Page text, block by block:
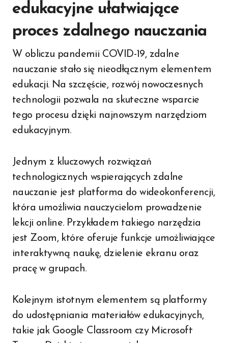
edukacyjne ułatwiające
proces zdalnego nauczania
W obliczu pandemii COVID-19, zdalne
nauczanie stało się nieodłącznym elementem
edukacji. Na szczęście, rozwój nowoczesnych
technologii pozwala na skuteczne wsparcie
tego procesu dzięki najnowszym narzędziom
edukacyjnym.
Jednym z kluczowych rozwiązań
technologicznych wspierających zdalne
nauczanie jest platforma do wideokonferencji,
która umożliwia nauczycielom prowadzenie
lekcji online. Przykładem takiego narzędzia
jest Zoom, które oferuje funkcje umożliwiające
interaktywną naukę, dzielenie ekranu oraz
pracę w grupach.
Kolejnym istotnym elementem są platformy
do udostępniania materiałów edukacyjnych,
takie jak Google Classroom czy Microsoft